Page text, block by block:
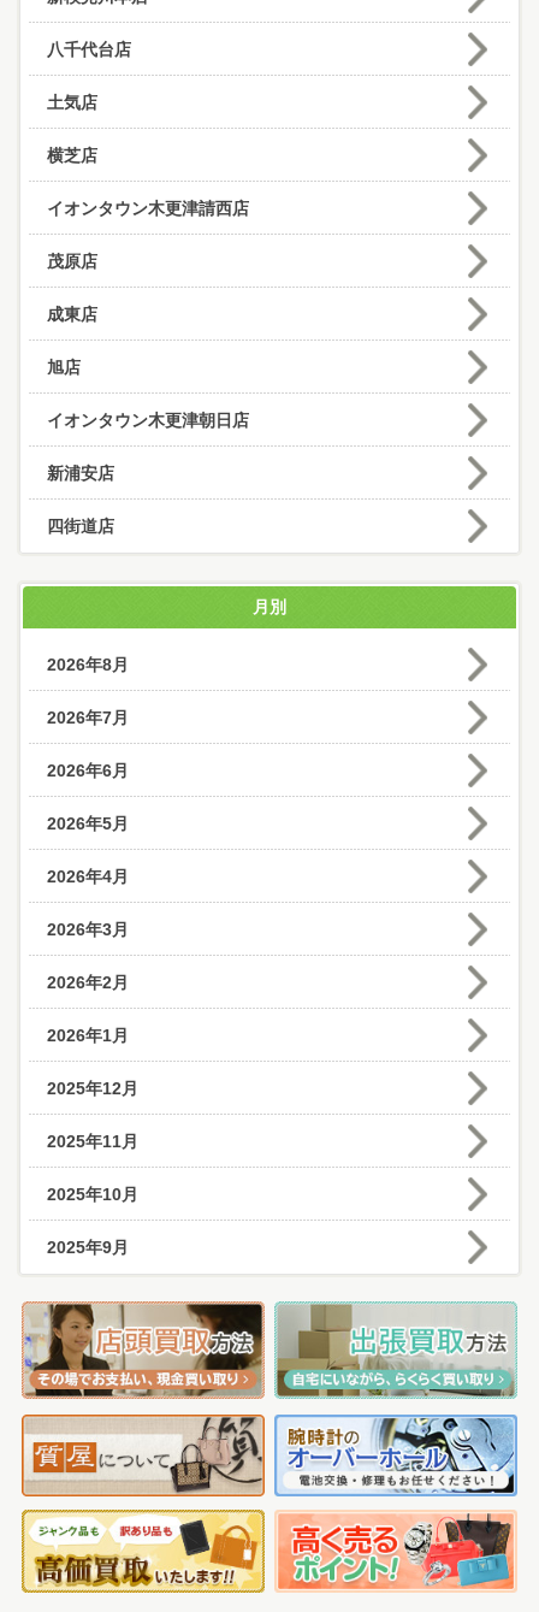
八千代台店
土気店
横芝店
イオンタウン木更津請西店
茂原店
成東店
旭店
イオンタウン木更津朝日店
新浦安店
四街道店
月別
2026年8月
2026年7月
2026年6月
2026年5月
2026年4月
2026年3月
2026年2月
2026年1月
2025年12月
2025年11月
2025年10月
2025年9月